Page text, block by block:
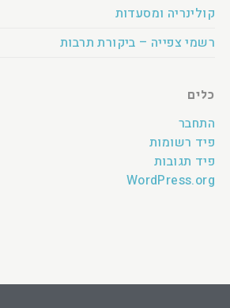
קולינריה ומסעדות
רשמי צפייה – ביקורת תרבות
כלים
התחבר
פיד רשומות
פיד תגובות
WordPress.org